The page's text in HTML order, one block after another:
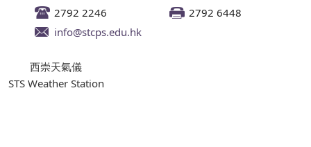
2792 2246
2792 6448
info@stcps.edu.hk
西崇天氣儀
STS Weather Station